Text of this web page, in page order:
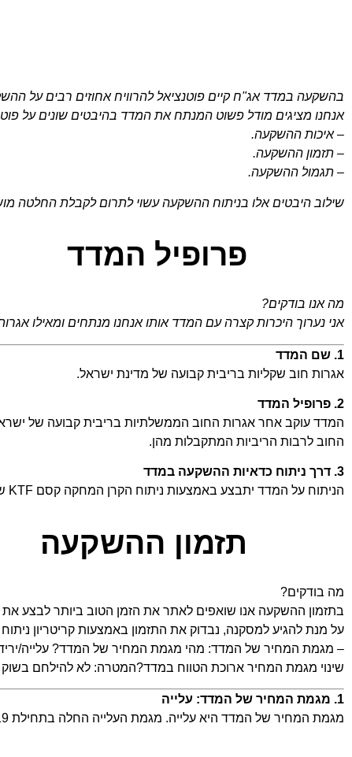
בהשקעה במדד אג"ח קיים פוטנציאל להרוויח אחוזים רבים על
אנחנו מציגים מודל פשוט המנתח את המדד בהיבטים שונים על
– איכות ההשקעה.
– תזמון ההשקעה.
– תגמול ההשקעה.
שילוב היבטים אלו בניתוח ההשקעה עשוי לתרום לקבלת החלטה
פרופיל המדד
מה אנו בודקים?
אני נערוך היכרות קצרה עם המדד אותו אנחנו מנתחים ומאילו
1. שם המדד
אגרות חוב שקליות בריבית קבועה של מדינת ישראל.
2. פרופיל המדד
המדד עוקב אחר אגרות החוב הממשלתיות בריבית קבועה של
החוב לרבות הריביות המתקבלות מהן.
3. דרך ניתוח כדאיות ההשקעה במדד
הניתוח על המדד יתבצע באמצעות ניתוח הקרן המחקה קסם KTF שקליות ריבית קבועה ממשלתיות הנסחרת בבורסה בישראל תחת הסימול
תזמון ההשקעה
מה בודקים?
בתזמון ההשקעה אנו שואפים לאתר את הזמן הטוב ביותר לבצע
על מנת להגיע למסקנה, נבדוק את התזמון באמצעות קריטריון
– מגמת המחיר של המדד: מהי מגמת המחיר של המדד? עלייה/
שינוי מגמת המחיר ארוכת הטווח במדד?המטרה: לא להילחם בשוק
1. מגמת המחיר של המדד: עלייה
מגמת המחיר של המדד היא עלייה. מגמת העלייה החלה בתחילת 2019 וממשיכה עד היום.